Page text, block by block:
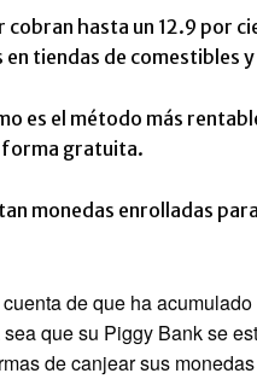
cobran hasta un 12.9 por
tiendas de comestibles
es el método más
forma gratuita.
monedas enrolladas
de que ha
que su Piggy Bank se
de canjear sus